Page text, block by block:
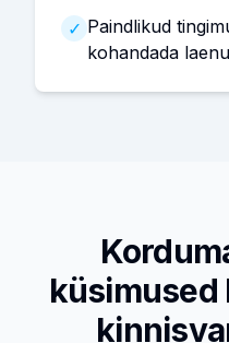
✓ Paindlikud
kohandada
küsimused